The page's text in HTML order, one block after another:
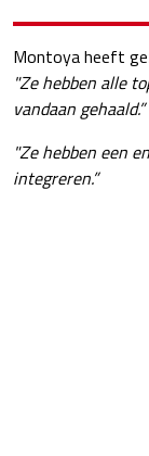
Montoya heeft
"Ze hebben alle
vandaan gehaald.”
"Ze hebben een
integreren.”